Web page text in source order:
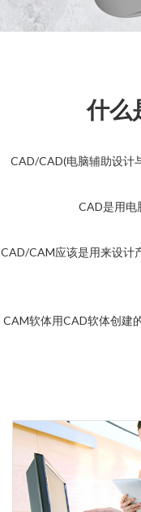
什么
CAD/CAD(电脑辅助设计
CAD是用电
CAD/CAM应该是用来设计
CAM软体用CAD软体创建